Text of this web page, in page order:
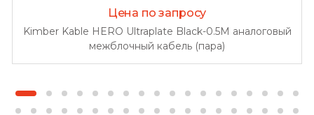
Цена по запросу
Kimber Kable HERO Ultraplate Black-0.5M аналоговый
межблочный кабель (пара)